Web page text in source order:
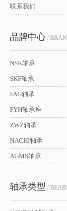
联系我们
品牌中心 /
NSK轴承
SKF轴承
FAG轴承
FYH轴承座
ZWZ轴承
NACHI轴承
AGMS轴承
轴承类型 /